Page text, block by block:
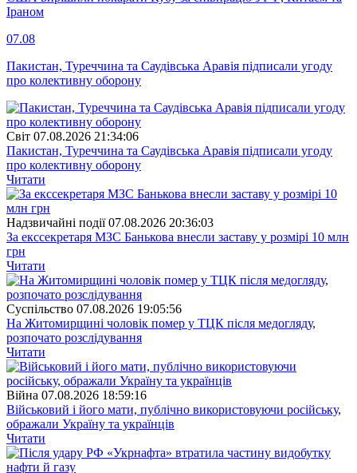
Іраном
07.08
Пакистан, Туреччина та Саудівська Аравія підписали угоду
про колективну оборону
Свiт 07.08.2026 21:34:06
Пакистан, Туреччина та Саудівська Аравія підписали угоду
про колективну оборону
Читати
Надзвичайні події 07.08.2026 20:36:03
За екссекретаря МЗС Банькова внесли заставу у розмірі 10 млн
грн
Читати
Суспiльство 07.08.2026 19:05:56
На Житомирщині чоловік помер у ТЦК після медогляду,
розпочато розслідування
Читати
Війна 07.08.2026 18:59:16
Військовий і його мати, публічно використовуючи російську,
ображали Україну та українців
Читати